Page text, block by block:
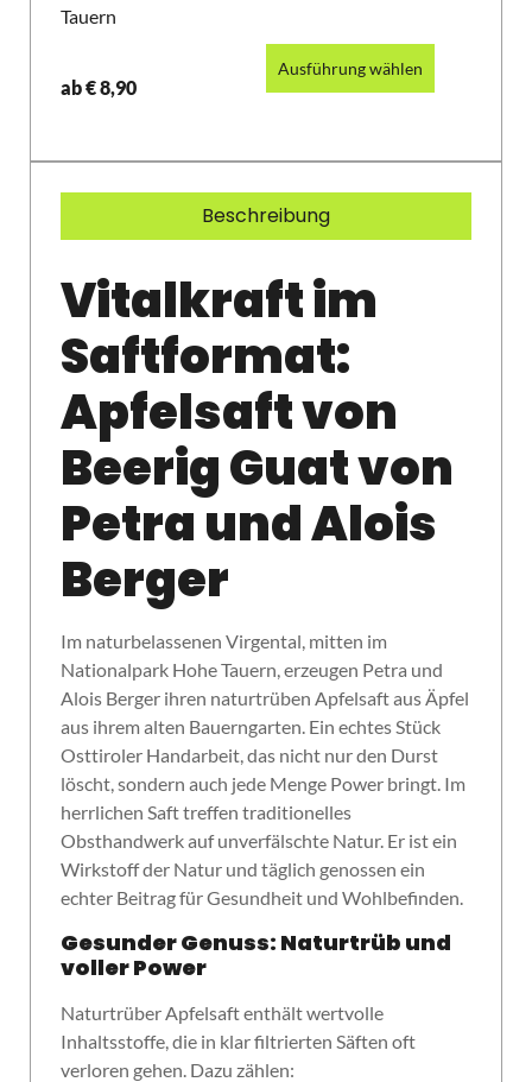
Tauern
ab€8,90
Ausführung wählen
Beschreibung
Vitalkraft im
Saftformat:
Apfelsaft von
Beerig Guat von
Petra und Alois
Berger
Im naturbelassenen Virgental, mitten im
Nationalpark Hohe Tauern, erzeugen Petra und
Alois Berger ihren naturtrüben Apfelsaft aus Äpfel
aus ihrem alten Bauerngarten. Ein echtes Stück
Osttiroler Handarbeit, das nicht nur den Durst
löscht, sondern auch jede Menge Power bringt. Im
herrlichen Saft treffen traditionelles
Obsthandwerk auf unverfälschte Natur. Er ist ein
Wirkstoff der Natur und täglich genossen ein
echter Beitrag für Gesundheit und Wohlbefinden.
Gesunder Genuss: Naturtrüb und
voller Power
Naturtrüber Apfelsaft enthält wertvolle
Inhaltsstoffe, die in klar filtrierten Säften oft
verloren gehen. Dazu zählen: